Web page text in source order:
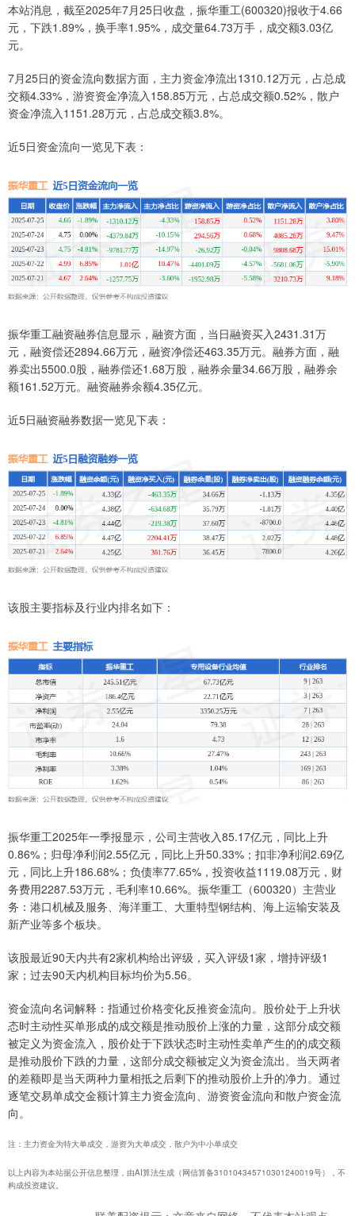
本站消息，截至2025年7月25日收盘，振华重工(600320)报收于4.66
元，下跌1.89%，换手率1.95%，成交量64.73万手，成交额3.03亿
元。
7月25日的资金流向数据方面，主力资金净流出1310.12万元，占总成
交额4.33%，游资资金净流入158.85万元，占总成交额0.52%，散户
资金净流入1151.28万元，占总成交额3.8%。
近5日资金流向一览见下表：
振华重工融资融券信息显示，融资方面，当日融资买入2431.31万
元，融资偿还2894.66万元，融资净偿还463.35万元。融券方面，融
券卖出5500.0股，融券偿还1.68万股，融券余量34.66万股，融券余
额161.52万元。融资融券余额4.35亿元。
近5日融资融券数据一览见下表：
该股主要指标及行业内排名如下：
振华重工2025年一季报显示，公司主营收入85.17亿元，同比上升
0.86%；归母净利润2.55亿元，同比上升50.33%；扣非净利润2.69亿
元，同比上升186.68%；负债率77.65%，投资收益1119.08万元，财
务费用2287.53万元，毛利率10.66%。振华重工（600320）主营业
务：港口机械及服务、海洋重工、大重特型钢结构、海上运输安装及
新产业等多个板块。
该股最近90天内共有2家机构给出评级，买入评级1家，增持评级1
家；过去90天内机构目标均价为5.56。
资金流向名词解释：指通过价格变化反推资金流向。股价处于上升状
态时主动性买单形成的成交额是推动股价上涨的力量，这部分成交额
被定义为资金流入，股价处于下跌状态时主动性卖单产生的的成交额
是推动股价下跌的力量，这部分成交额被定义为资金流出。当天两者
的差额即是当天两种力量相抵之后剩下的推动股价上升的净力。通过
逐笔交易单成交金额计算主力资金流向、游资资金流向和散户资金流
向。
注：主力资金为特大单成交，游资为大单成交，散户为中小单成交
以上内容为本站据公开信息整理，由AI算法生成（网信算备310104345710301240019号），不
构成投资建议。